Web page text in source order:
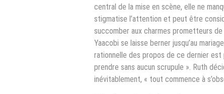
central de la mise en scène, elle ne
stigmatise l’attention et peut être
succomber aux charmes prometteurs
Yaacobi se laisse berner jusqu’au
rationnelle des propos de ce dernier est
prendre sans aucun scrupule ». Ruth
inévitablement, « tout commence à